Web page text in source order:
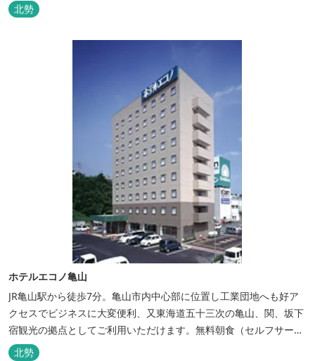
北勢
ホテルエコノ亀山
JR亀山駅から徒歩7分。亀山市内中心部に位置し工業団地へも好ア
クセスでビジネスに大変便利、又東海道五十三次の亀山、関、坂下
宿観光の拠点としてご利用いただけます。無料朝食（セルフサービ
ス）、無料駐車場付で低価格な高機能ホテルです。
北勢